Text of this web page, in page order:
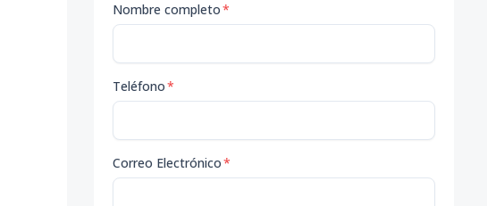
Nombre completo*
Teléfono*
Correo Electrónico*